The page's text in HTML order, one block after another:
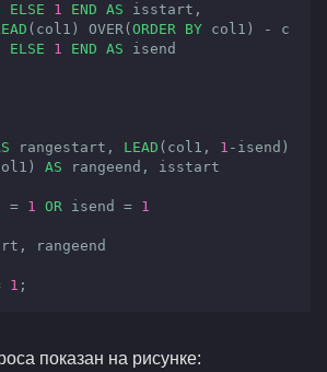
ELSE 1 END AS isstart,
(col1) OVER( ORDER BY col1) - c
ELSE 1 END AS isend
rangestart, LEAD (col1, 1 -isend)
AS rangeend, isstart
= 1 OR isend = 1
1 ;
показан на рисунке: